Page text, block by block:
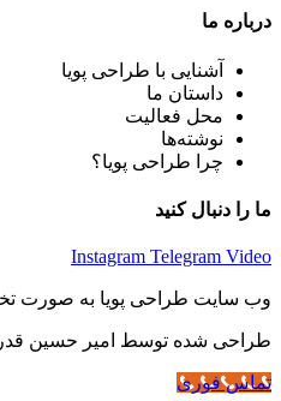
درباره ما
آشنایی با طراحی پویا
داستان ما
محل فعالیت
نوشته‌ها
چرا طراحی پویا؟
ما را دنبال کنید
Instagram Telegram Video
وب سایت طراحی پویا به صورت
طراحی شده توسط امیر حسین
تماس فوری